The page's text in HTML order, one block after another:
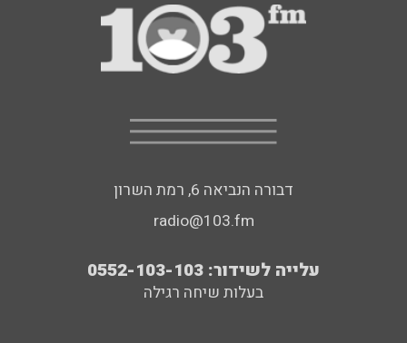
דבורה הנביאה 6, רמת השרון
radio@103.fm
עלייה לשידור: 0552-103-103
בעלות שיחה רגילה